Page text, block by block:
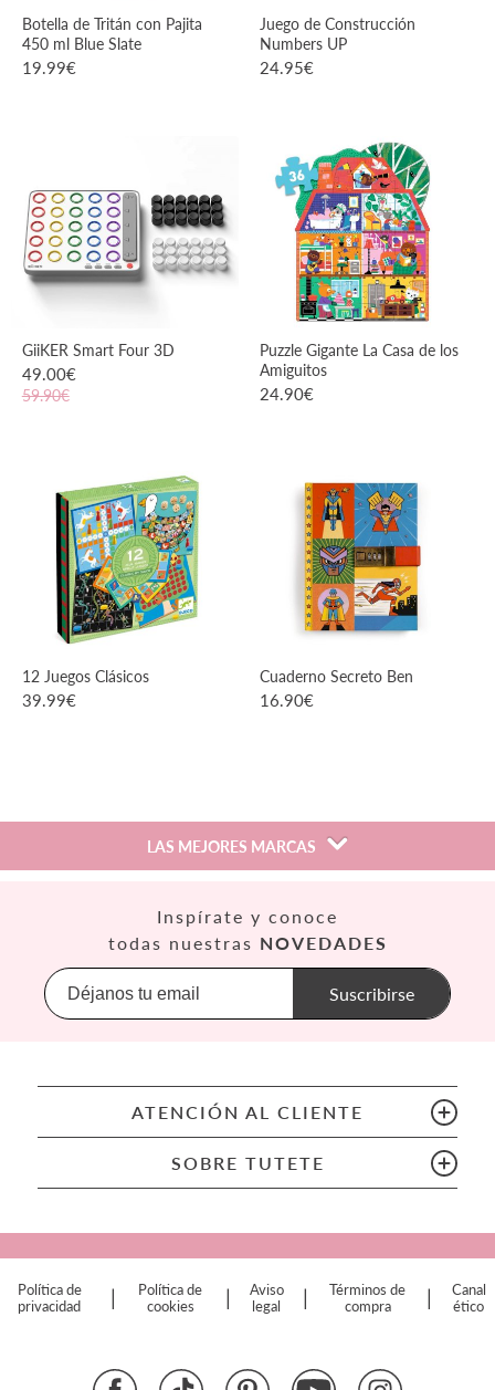
Botella de Tritán con Pajita
450 ml Blue Slate
19.99€
Juego de Construcción
Numbers UP
24.95€
VER PRODUCTO
GiiKER Smart Four 3D
49.00€
59.90€
VER PRODUCTO
Puzzle Gigante La Casa de los
Amiguitos
24.90€
12 Juegos Clásicos
39.99€
Cuaderno Secreto Ben
16.90€
LAS MEJORES MARCAS
Banwood
BIBS
Cristina de Jos'h
Djeco
Inspírate y conoce
todas nuestras NOVEDADES
Suscribirse
ATENCIÓN AL CLIENTE
SOBRE TUTETE
Política de
privacidad | Política de
cookies | Aviso
legal | Términos de
compra | Canal
ético